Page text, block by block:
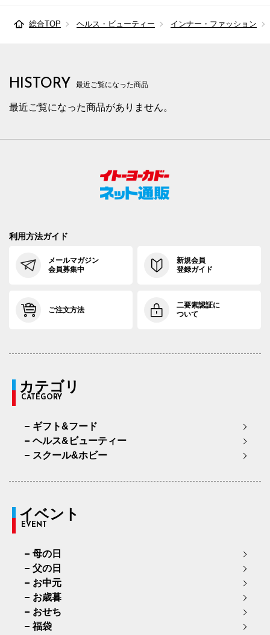
総合TOP ヘルス・ビューティー インナー・ファッション
HISTORY 最近ご覧になった商品
最近ご覧になった商品がありません。
利用方法ガイド
メールマガジン
会員募集中
新規会員
登録ガイド
ご注文方法
二要素認証に
ついて
カテゴリ
CATEGORY
ギフト&フード
ヘルス&ビューティー
スクール&ホビー
イベント
EVENT
母の日
父の日
お中元
お歳暮
おせち
福袋